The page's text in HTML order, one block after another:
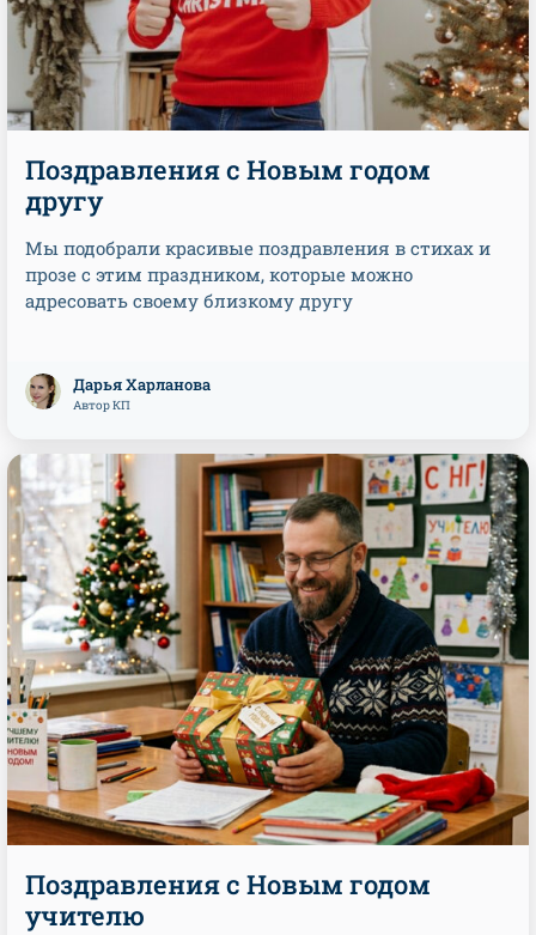
Поздравления с Новым годом
другу
Мы подобрали красивые поздравления в стихах и
прозе с этим праздником, которые можно
адресовать своему близкому другу
Дарья Харланова
Автор КП
Поздравления с Новым годом
учителю